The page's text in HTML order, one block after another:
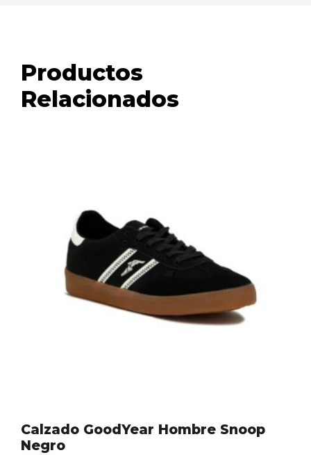
Productos
Relacionados
Calzado GoodYear Hombre Snoop
Negro